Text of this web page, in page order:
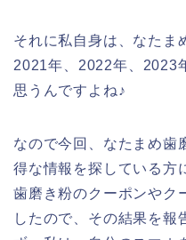
それに私自身は、なたま
2021年、2022年、2023
思うんですよね♪
なので今回、なたまめ歯
得な情報を探している方
歯磨き粉のクーポンやク
したので、その結果を報